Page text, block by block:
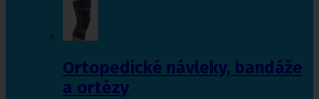
Ortopedické návleky, bandáže
a ortézy